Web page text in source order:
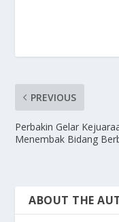
PREVIOUS
Perbakin Gelar
Menembak Bidang
ABOUT THE